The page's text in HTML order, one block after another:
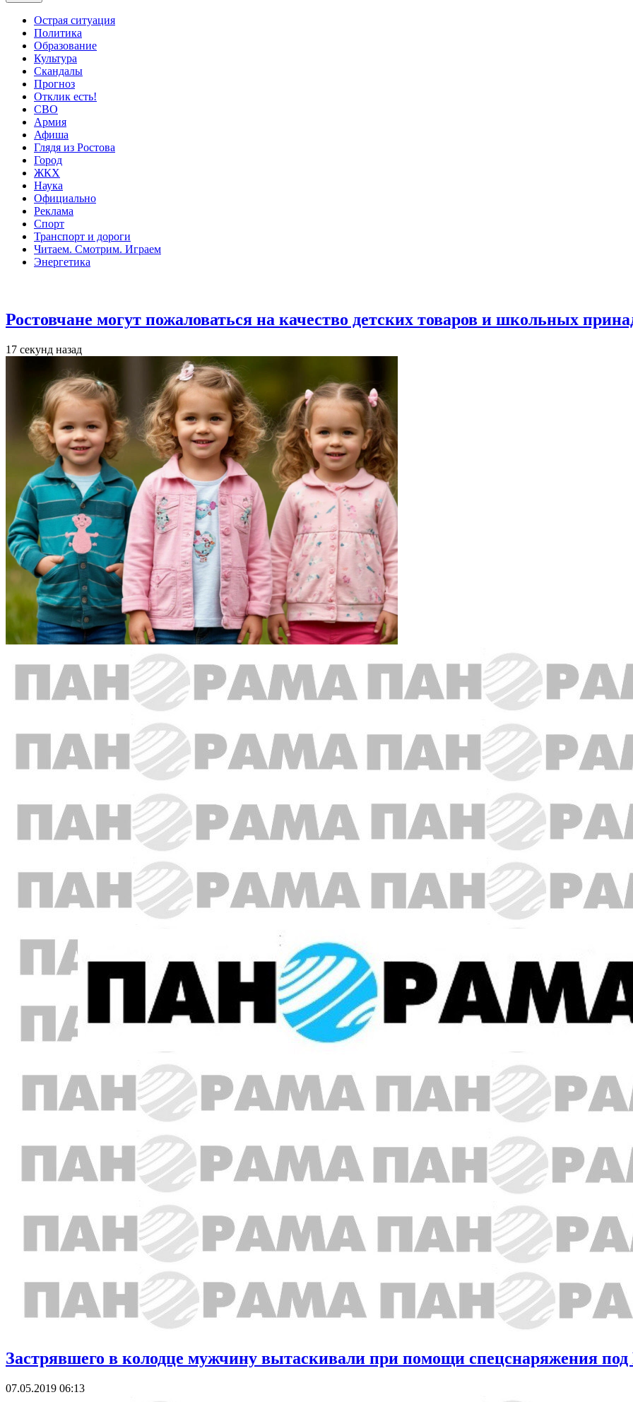
Острая ситуация
Политика
Образование
Культура
Скандалы
Прогноз
Отклик есть!
СВО
Армия
Афиша
Глядя из Ростова
Город
ЖКХ
Наука
Официально
Реклама
Спорт
Транспорт и дороги
Читаем. Смотрим. Играем
Энергетика
Ростовчане могут пожаловаться на качество детских товаров и школьных
17 секунд назад
Застрявшего в колодце мужчину вытаскивали при помощи спецснаряжения под
07.05.2019 06:13